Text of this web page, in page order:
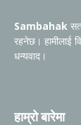
Sambahak
रहनेछ। हामीलाई
धन्यवाद।
हाम्रो बारेमा